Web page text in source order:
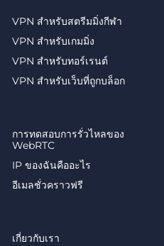
VPN สำหรับสตรีมมิ่งกีฬา
VPN สำหรับเกมมิ่ง
VPN สำหรับทอร์เรนต์
VPN สำหรับเว็บที่ถูกบล็อก
เกี่ยวกับเรา
การทดสอบการรั่วไหลของ
WebRTC
IP ของฉันคืออะไร
อีเมลชั่วคราวฟรี